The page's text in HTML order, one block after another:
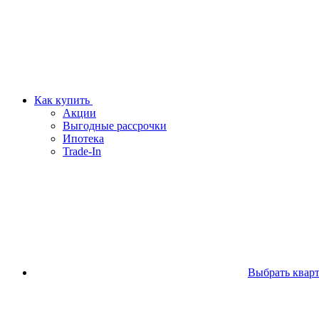
Как купить
Акции
Выгодные рассрочки
Ипотека
Trade-In
Выбрать